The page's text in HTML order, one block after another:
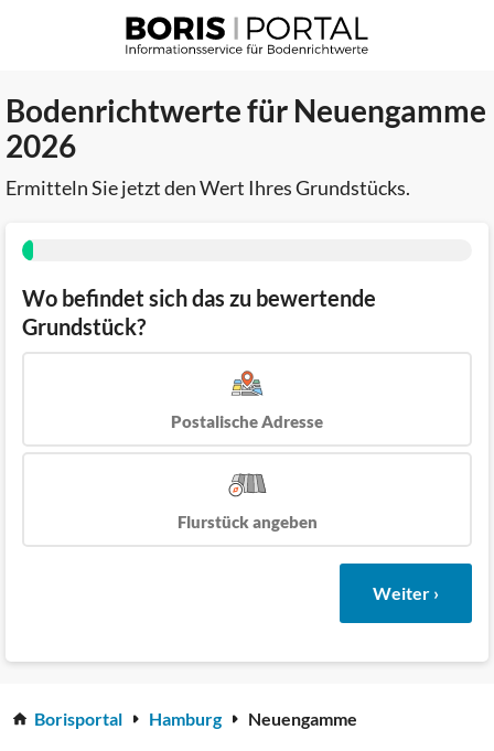
Bodenrichtwerte für Neuengamme
2026
Ermitteln Sie jetzt den Wert Ihres Grundstücks.
Wo befindet sich das zu bewertende
Grundstück?
Postalische Adresse
Flurstück angeben
Weiter ›
Borisportal Hamburg Neuengamme